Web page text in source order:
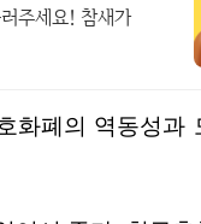
주세요! 참새가